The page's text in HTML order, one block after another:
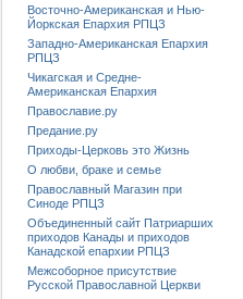
Восточно-Американская и Нью-
Йоркская Епархия РПЦЗ
Западно-Американская Епархия
РПЦЗ
Чикагская и Средне-
Американская Епархия
Православие.ру
Предание.ру
Приходы-Церковь это Жизнь
О любви, браке и семье
Православный Магазин при
Синоде РПЦЗ
Объединенный сайт Патриарших
приходов Канады и приходов
Канадской епархии РПЦЗ
Межсоборное присутствие
Русской Православной Церкви